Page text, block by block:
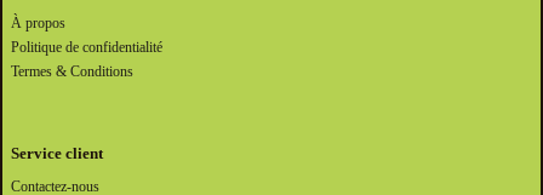
À propos
Politique de confidentialité
Termes & Conditions
Service client
Contactez-nous